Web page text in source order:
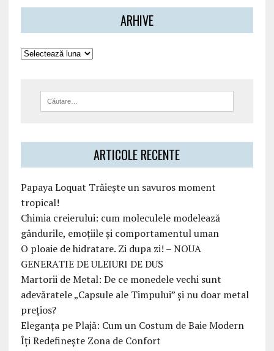
ARHIVE
ARTICOLE RECENTE
Papaya Loquat Trăiește un savuros moment
tropical!
Chimia creierului: cum moleculele modelează
gândurile, emoțiile și comportamentul uman
O ploaie de hidratare. Zi dupa zi! – NOUA
GENERATIE DE ULEIURI DE DUS
Martorii de Metal: De ce monedele vechi sunt
adevăratele „Capsule ale Timpului” și nu doar metal
prețios?
Eleganța pe Plajă: Cum un Costum de Baie Modern
Îți Redefinește Zona de Confort